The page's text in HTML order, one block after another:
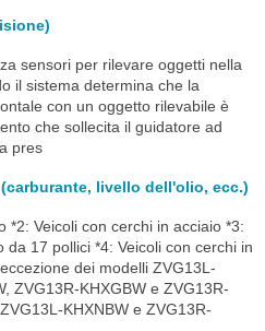
sensori per rilevare oggetti nella
il sistema determina che la
con un oggetto rilevabile è
che sollecita il guidatore ad
pres
livello dell'olio, ecc.)
*2: Veicoli con cerchi in acciaio *3:
da 17 pollici *4: Veicoli con cerchi in
dei modelli ZVG13L-
ZVG13R-KHXGBW e ZVG13R-
KHXNBW e ZVG13R-